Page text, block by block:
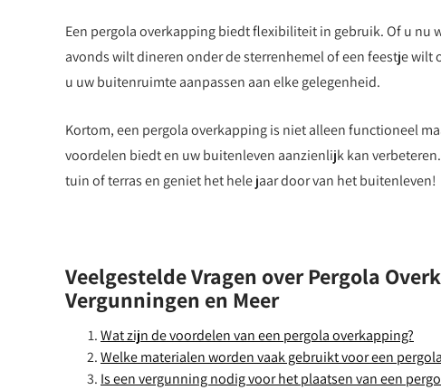
Een pergola overkapping biedt flexibiliteit in gebruik. Of u nu
avonds wilt dineren onder de sterrenhemel of een feestje
u uw buitenruimte aanpassen aan elke gelegenheid.
Kortom, een pergola overkapping is niet alleen functioneel
voordelen biedt en uw buitenleven aanzienlijk kan
tuin of terras en geniet het hele jaar door van het buitenleven!
Veelgestelde Vragen over Pergola
Vergunningen en Meer
Wat zijn de voordelen van een pergola overkapping?
Welke materialen worden vaak gebruikt voor een
Is een vergunning nodig voor het plaatsen van een